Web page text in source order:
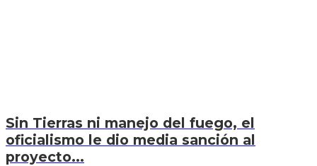
Sin Tierras ni manejo del fuego, el
oficialismo le dio media sanción al
proyecto...